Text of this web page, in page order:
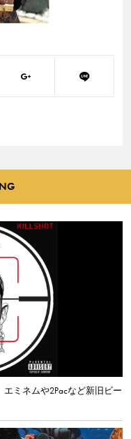
ミネムや2Pacなど新旧ビー